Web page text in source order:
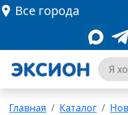
Все города
Главная Каталог